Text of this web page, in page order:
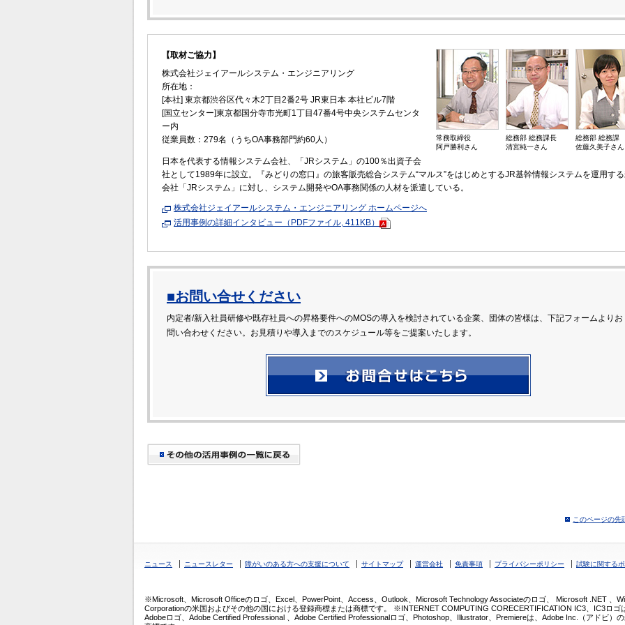
総務部 総務課
佐藤久美子さん
総務部 総務課長
清宮純一さん
常務取締役
阿戸勝利さん
【取材ご協力】
株式会社ジェイアールシステム・エンジニアリング
所在地：
[本社] 東京都渋谷区代々木2丁目2番2号 JR東日本 本社ビル7階
[国立センター]東京都国分寺市光町1丁目47番4号中央システムセンタ
ー内
従業員数：279名（うちOA事務部門約60人）
日本を代表する情報システム会社、「JRシステム」の100％出資子会
社として1989年に設立。『みどりの窓口』の旅客販売総合システム“マルス”をはじめとするJR基幹情報システムを運用す
会社「JRシステム」に対し、システム開発やOA事務関係の人材を派遣している。
株式会社ジェイアールシステム・エンジニアリング ホームページへ
活用事例の詳細インタビュー（PDFファイル, 411KB）
■お問い合せください
内定者/新入社員研修や既存社員への昇格要件へのMOSの導入を検討されている企業、団体の皆様は、下記フォームよりお
問い合わせください。お見積りや導入までのスケジュール等をご提案いたします。
このページの先
ニュース ニュースレター 障がいのある方への支援について サイトマップ 運営会社 免責事項 プライバシーポリシー 試験に関する
※Microsoft、Microsoft Officeのロゴ、Excel、PowerPoint、Access、Outlook、Microsoft Technology Associateのロゴ、 Microsoft .NET 、
Corporationの米国およびその他の国における登録商標または商標です。 ※INTERNET COMPUTING CORECERTIFICATION IC3、IC3ロ
Adobeロゴ、Adobe Certified Professional 、Adobe Certified Professionalロゴ、Photoshop、Illustrator、Premiereは、Adobe Inc.（アドビ）